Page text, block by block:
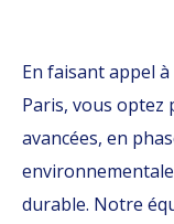
En faisant appel
Paris, vous optez
avancées, en
durable. Notre